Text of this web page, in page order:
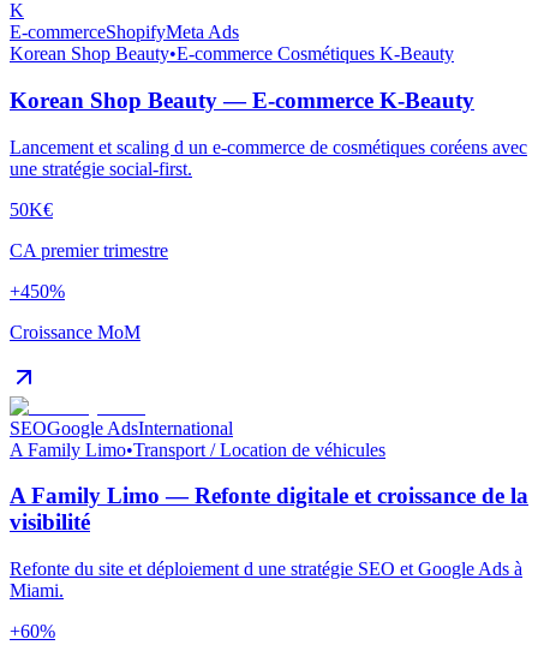
K
E-commerceShopifyMeta Ads
Korean Shop Beauty•E-commerce Cosmétiques K-Beauty
Korean Shop Beauty — E-commerce K-Beauty
Lancement et scaling d un e-commerce de cosmétiques coréens avec
une stratégie social-first.
50K€
CA premier trimestre
+450%
Croissance MoM
SEOGoogle AdsInternational
A Family Limo•Transport / Location de véhicules
A Family Limo — Refonte digitale et croissance de la
visibilité
Refonte du site et déploiement d une stratégie SEO et Google Ads à
Miami.
+60%